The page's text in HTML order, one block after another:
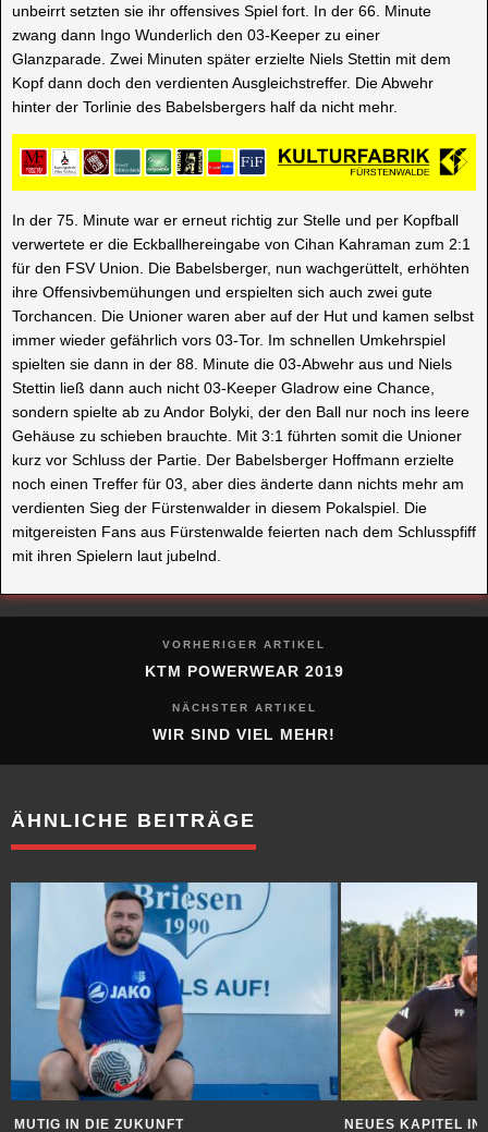
unbeirrt setzten sie ihr offensives Spiel fort. In der 66. Minute
zwang dann Ingo Wunderlich den 03-Keeper zu einer
Glanzparade. Zwei Minuten später erzielte Niels Stettin mit dem
Kopf dann doch den verdienten Ausgleichstreffer. Die Abwehr
hinter der Torlinie des Babelsbergers half da nicht mehr.
In der 75. Minute war er erneut richtig zur Stelle und per Kopfball
verwertete er die Eckballhereingabe von Cihan Kahraman zum 2:1
für den FSV Union. Die Babelsberger, nun wachgerüttelt, erhöhten
ihre Offensivbemühungen und erspielten sich auch zwei gute
Torchancen. Die Unioner waren aber auf der Hut und kamen selbst
immer wieder gefährlich vors 03-Tor. Im schnellen Umkehrspiel
spielten sie dann in der 88. Minute die 03-Abwehr aus und Niels
Stettin ließ dann auch nicht 03-Keeper Gladrow eine Chance,
sondern spielte ab zu Andor Bolyki, der den Ball nur noch ins leere
Gehäuse zu schieben brauchte. Mit 3:1 führten somit die Unioner
kurz vor Schluss der Partie. Der Babelsberger Hoffmann erzielte
noch einen Treffer für 03, aber dies änderte dann nichts mehr am
verdienten Sieg der Fürstenwalder in diesem Pokalspiel. Die
mitgereisten Fans aus Fürstenwalde feierten nach dem Schlusspfiff
mit ihren Spielern laut jubelnd.
VORHERIGER ARTIKEL
KTM POWERWEAR 2019
NÄCHSTER ARTIKEL
WIR SIND VIEL MEHR!
ÄHNLICHE BEITRÄGE
MUTIG IN DIE ZUKUNFT NEUES KAPITEL IN